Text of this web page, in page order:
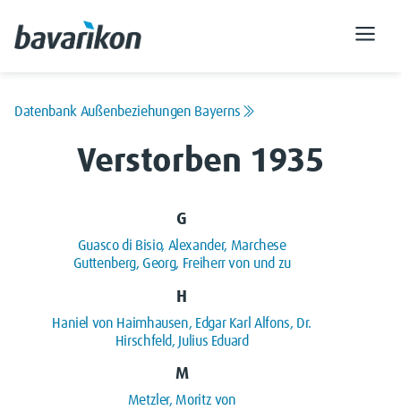
Datenbank Außenbeziehungen Bayerns
Verstorben 1935
G
Guasco di Bisio, Alexander, Marchese
Guttenberg, Georg, Freiherr von und zu
H
Haniel von Haimhausen, Edgar Karl Alfons, Dr.
Hirschfeld, Julius Eduard
M
Metzler, Moritz von